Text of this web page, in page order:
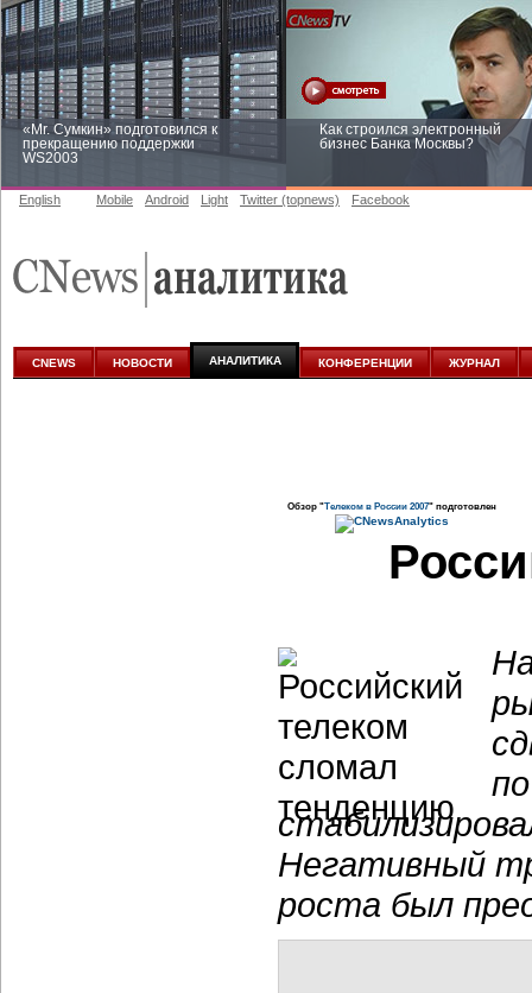
«Mr. Сумкин» подготовился к
прекращению поддержки
WS2003
Как строился электронный
бизнес Банка Москвы?
аналитике
English Mobile Android Light Twitter (topnews) Facebook
CNEWS НОВОСТИ АНАЛИТИКА КОНФЕРЕНЦИИ ЖУРНАЛ
Обзор "Телеком в России 2007" подготовлен
Негативный
роста был